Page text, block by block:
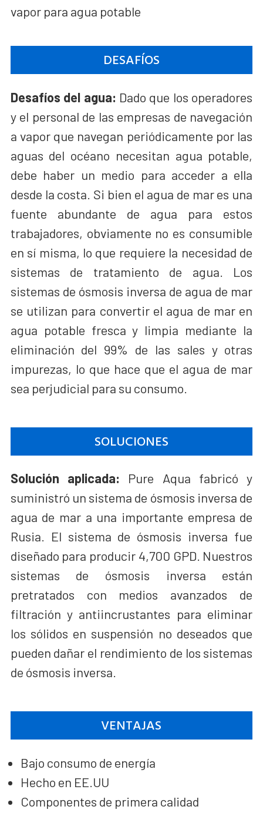
vapor para agua potable
DESAFÍOS
Desafíos del agua: Dado que los operadores
y el personal de las empresas de navegación
a vapor que navegan periódicamente por las
aguas del océano necesitan agua potable,
debe haber un medio para acceder a ella
desde la costa. Si bien el agua de mar es una
fuente abundante de agua para estos
trabajadores, obviamente no es consumible
en sí misma, lo que requiere la necesidad de
sistemas de tratamiento de agua. Los
sistemas de ósmosis inversa de agua de mar
se utilizan para convertir el agua de mar en
agua potable fresca y limpia mediante la
eliminación del 99% de las sales y otras
impurezas, lo que hace que el agua de mar
sea perjudicial para su consumo.
SOLUCIONES
Solución aplicada: Pure Aqua fabricó y
suministró un sistema de ósmosis inversa de
agua de mar a una importante empresa de
Rusia. El sistema de ósmosis inversa fue
diseñado para producir 4,700 GPD. Nuestros
sistemas de ósmosis inversa están
pretratados con medios avanzados de
filtración y antiincrustantes para eliminar
los sólidos en suspensión no deseados que
pueden dañar el rendimiento de los sistemas
de ósmosis inversa.
VENTAJAS
Bajo consumo de energía
Hecho en EE.UU
Componentes de primera calidad